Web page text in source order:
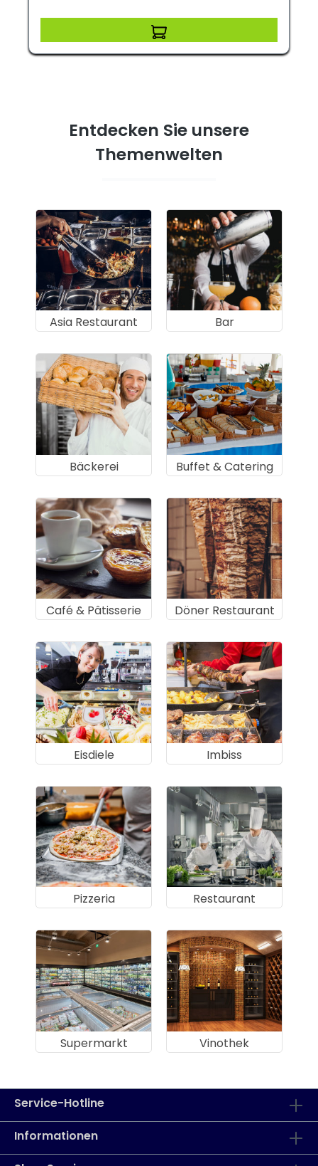
Entdecken Sie unsere
Themenwelten
Asia Restaurant Bar
Bäckerei Buffet & Catering
Café & Pâtisserie Döner Restaurant
Eisdiele Imbiss
Pizzeria Restaurant
Supermarkt Vinothek
Service-Hotline
Informationen